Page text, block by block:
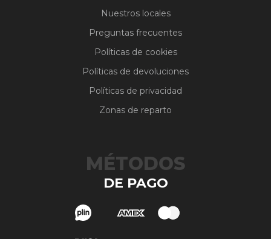
Nuestros locales
Preguntas frecuentes
Políticas de cookies
Políticas de devoluciones
Políticas de privacidad
Zonas de reparto
MÉTODOS
DE PAGO